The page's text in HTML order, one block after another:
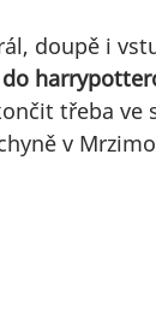
doupě i
třeba ve
v